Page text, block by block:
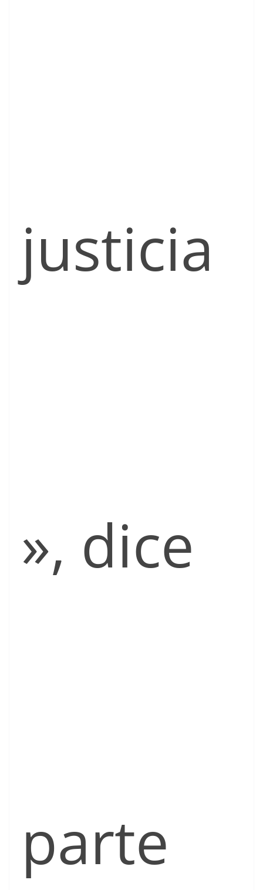
justicia
», dice
parte